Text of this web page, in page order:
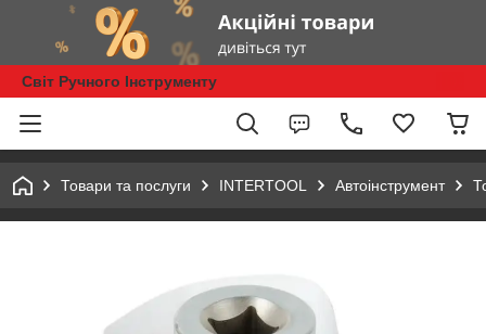
Світ Ручного Інструменту
Товари та послуги INTERTOOL Автоінструмент